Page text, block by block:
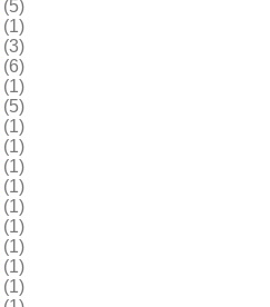
(5)
(1)
(3)
(6)
(1)
(5)
(1)
(1)
(1)
(1)
(1)
(1)
(1)
(1)
(1)